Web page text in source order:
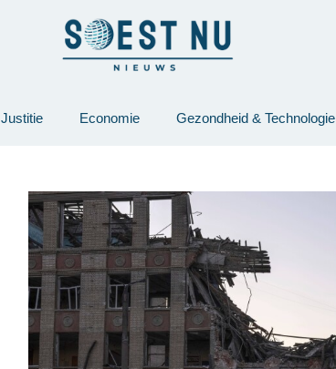
Justitie Economie Gezondheid & Technologie